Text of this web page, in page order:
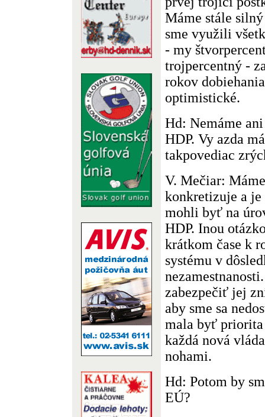
Máme stále
sme využili
- my
trojpercentný -
rokov
optimistické.
Hd: Nemáme
HDP. Vy azda
takpovediac
V. Mečiar:
konkretizuje a je
mohli byť na
HDP. Inou
krátkom čase k
systému v
zabezpečiť jej
aby sme sa
mala byť priorita
každá nová
nohami.
Hd: Potom by
EÚ?